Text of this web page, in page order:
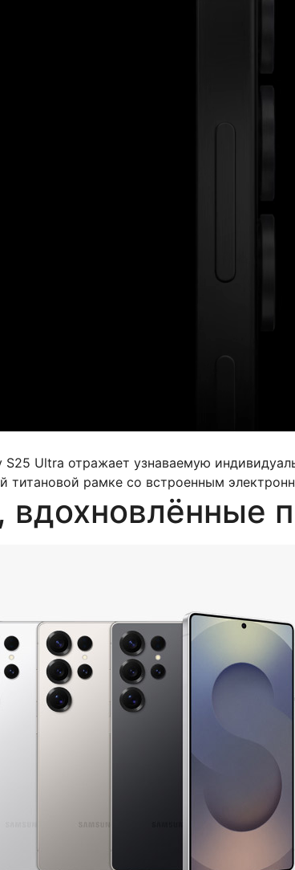
Ultra отражает узнаваемую
титановой рамке со встроенным
вдохновлённые